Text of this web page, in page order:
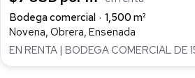
Bodega comercial
1,500 m²
Novena, Obrera, Ensenada
EN RENTA | BODEGA COMERCIAL DE